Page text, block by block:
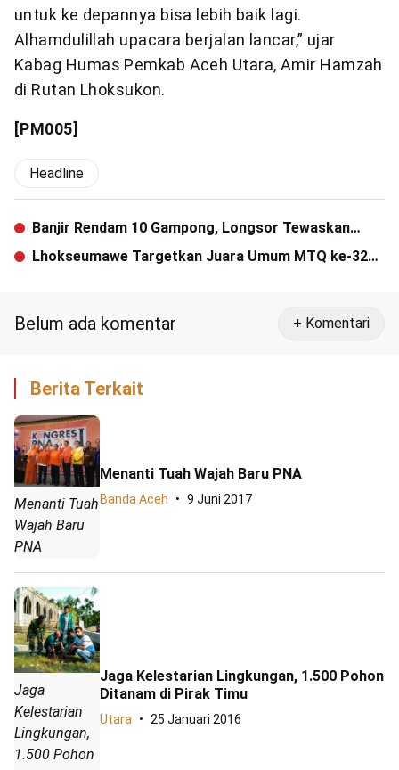
untuk ke depannya bisa lebih baik lagi.
Alhamdulillah upacara berjalan lancar,” ujar
Kabag Humas Pemkab Aceh Utara, Amir Hamzah
di Rutan Lhoksukon.
[PM005]
Headline
Banjir Rendam 10 Gampong, Longsor Tewaskan
Satu Orang
Lhokseumawe Targetkan Juara Umum MTQ ke-32
Belum ada komentar + Komentari
Berita Terkait
Menanti Tuah
Wajah Baru
PNA
Menanti Tuah Wajah Baru PNA
Banda Aceh 9 Juni 2017
Jaga
Kelestarian
Lingkungan,
1.500 Pohon
Jaga Kelestarian Lingkungan, 1.500 Pohon
Ditanam di Pirak Timu
Utara 25 Januari 2016